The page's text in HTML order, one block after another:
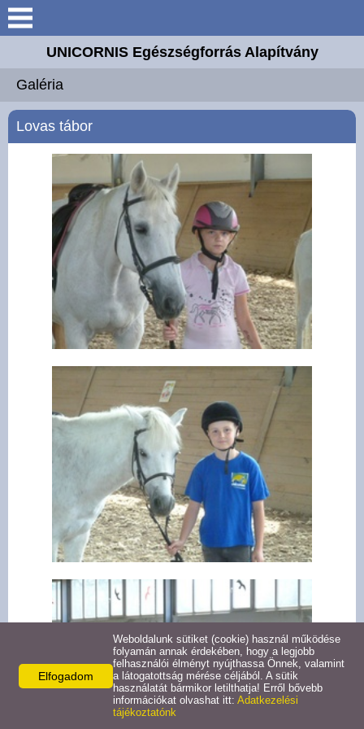
Keresés
Egészségforrás Alapítvány
Történetünk
Szakembereink
Tevékenységeink
Lovaink
Támogatóink
Partnereink
Segíteni szeretne?
Programok, rendezvények
Naptár
UNICORNIS Egészségforrás Alapítvány
Galéria
Lovas tábor
Elfogadom
Weboldalunk sütiket (cookie) használ működése
folyamán annak érdekében, hogy a legjobb
felhasználói élményt nyújthassa Önnek, valamint
a látogatottság mérése céljából. A sütik
használatát bármikor letilthatja! Erről bővebb
információkat olvashat itt: Adatkezelési
tájékoztatónk